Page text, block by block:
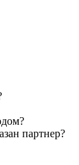
партнер?